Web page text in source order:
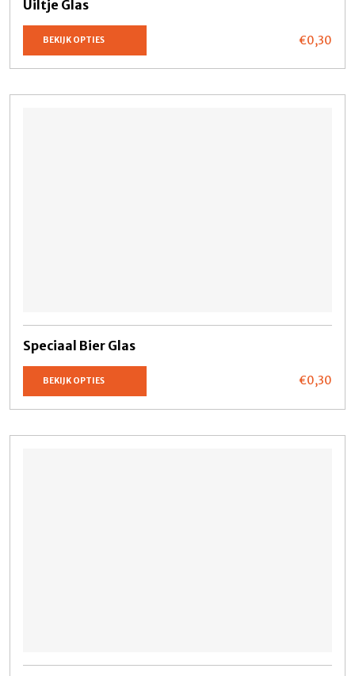
Uiltje Glas
BEKIJK OPTIES €0,30
Speciaal Bier Glas
BEKIJK OPTIES €0,30